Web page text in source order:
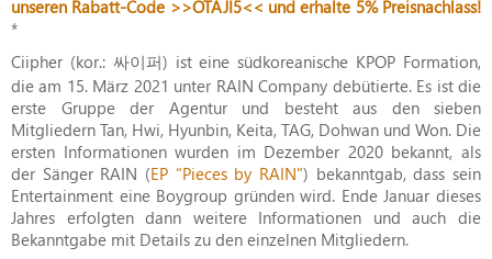
unseren Rabatt-Code >>OTAJI5<< und erhalte 5% Preisnachlass!
*
Ciipher (kor.: 싸이퍼) ist eine südkoreanische KPOP Formation,
die am 15. März 2021 unter RAIN Company debütierte. Es ist die
erste Gruppe der Agentur und besteht aus den sieben
Mitgliedern Tan, Hwi, Hyunbin, Keita, TAG, Dohwan und Won. Die
ersten Informationen wurden im Dezember 2020 bekannt, als
der Sänger RAIN (EP "Pieces by RAIN") bekanntgab, dass sein
Entertainment eine Boygroup gründen wird. Ende Januar dieses
Jahres erfolgten dann weitere Informationen und auch die
Bekanntgabe mit Details zu den einzelnen Mitgliedern.